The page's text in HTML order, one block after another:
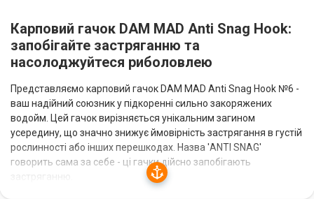
Карповий гачок DAM MAD Anti Snag Hook:
запобігайте застряганню та
насолоджуйтеся риболовлею
Представляємо карповий гачок DAM MAD Anti Snag Hook №6 -
ваш надійний союзник у підкоренні сильно закоряжених
водойм. Цей гачок вирізняється унікальним загином
усередину, що значно знижує ймовірність застрягання в густій
рослинності або інших перешкодах. Назва 'ANTI SNAG'
говорить сама за себе - ці гачки дійсно запобігають